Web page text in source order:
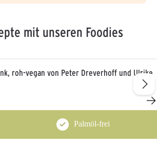
mit unseren Foodies
roh-vegan von Peter Dreverhoff und Ulrike
→
Palmöl-frei